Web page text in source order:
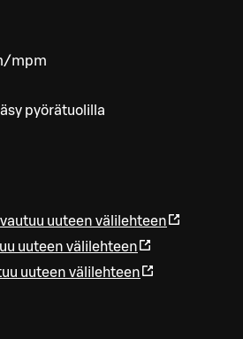
mpm
pyörätuolilla
uuteen välilehteen
uuteen välilehteen
uuteen välilehteen